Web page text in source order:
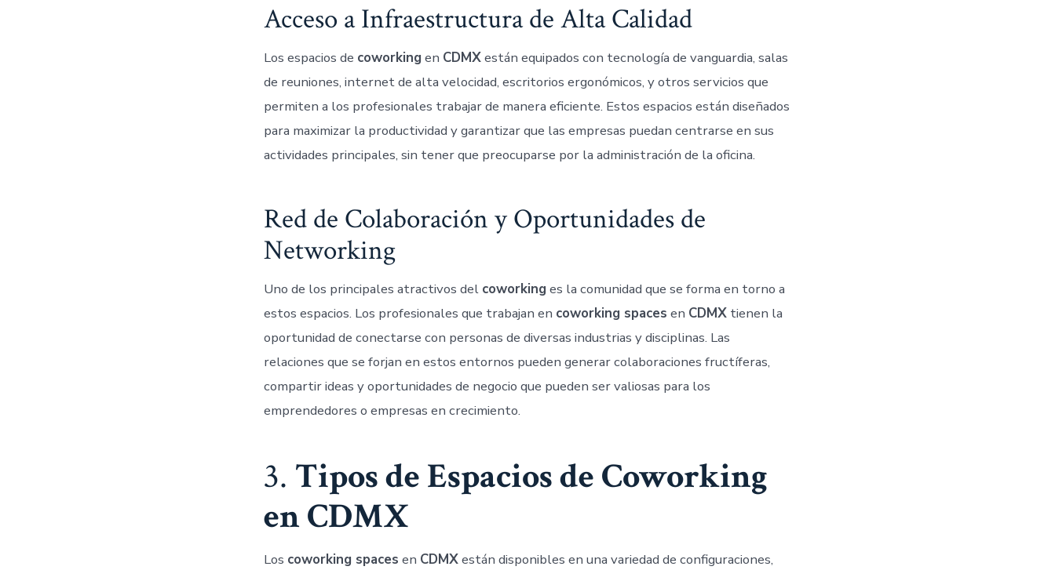
Acceso a Infraestructura de Alta Calidad
Los espacios de coworking en CDMXestán equipados con tecnología de vanguardia, salas
de reuniones, internet de alta velocidad, escritorios ergonómicos, y otros servicios que
permiten a los profesionales trabajar de manera eficiente. Estos espacios están diseñados
para maximizar la productividad y garantizar que las empresas puedan centrarse en sus
actividades principales, sin tener que preocuparse por la administración de la oficina.
Red de Colaboración y Oportunidades de
Networking
Uno de los principales atractivos del coworking es la comunidad que se forma en torno a
estos espacios. Los profesionales que trabajan en coworking spaces en CDMX tienen la
oportunidad de conectarse con personas de diversas industrias y disciplinas. Las
relaciones que se forjan en estos entornos pueden generar colaboraciones fructíferas,
compartir ideas y oportunidades de negocio que pueden ser valiosas para los
emprendedores o empresas en crecimiento.
3. Tipos de Espacios de Coworking
en CDMX
Los coworking spaces en CDMXestán disponibles en una variedad de configuraciones,